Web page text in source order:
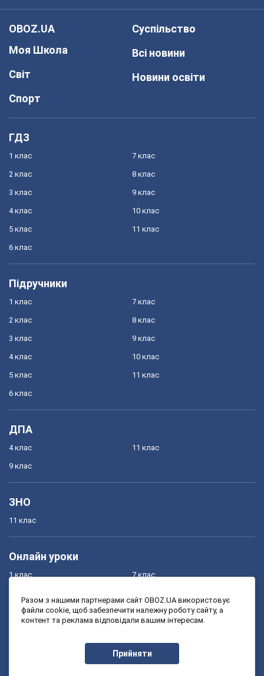
OBOZ.UA
Моя Школа
Світ
Спорт
Суспільство
Всі новини
Новини освіти
ГДЗ
1 клас
2 клас
3 клас
4 клас
5 клас
6 клас
7 клас
8 клас
9 клас
10 клас
11 клас
Підручники
1 клас
2 клас
3 клас
4 клас
5 клас
6 клас
7 клас
8 клас
9 клас
10 клас
11 клас
ДПА
4 клас
9 клас
11 клас
ЗНО
11 клас
Онлайн уроки
1 клас
3 клас
7 клас
9 клас
Разом з нашими партнерами сайт OBOZ.UA використовує
файли cookie, щоб забезпечити належну роботу сайту, а
контент та реклама відповідали вашим інтересам.
Прийняти